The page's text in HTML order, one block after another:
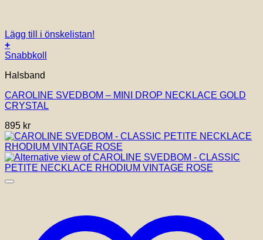
Lägg till i önskelistan!
+
Snabbkoll
Halsband
CAROLINE SVEDBOM – MINI DROP NECKLACE GOLD
CRYSTAL
895 kr